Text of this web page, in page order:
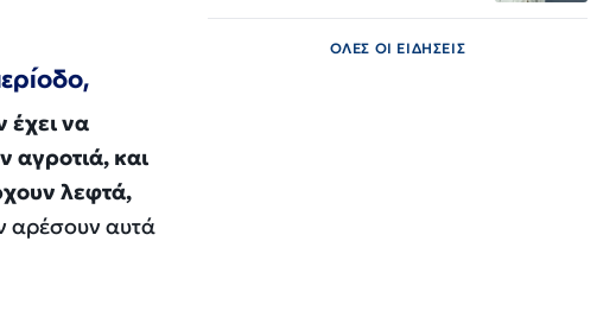
έχει να
αγροτιά, και
λεφτά,
αρέσουν αυτά
ΟΛΕΣ ΟΙ ΕΙΔΗΣΕΙΣ